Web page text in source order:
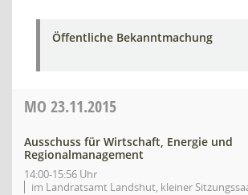
Öffentliche Bekanntmachung
MO 23.11.2015
Ausschuss für Wirtschaft, Energie und
Regionalmanagement
14:00-15:56 Uhr
im Landratsamt Landshut, kleiner